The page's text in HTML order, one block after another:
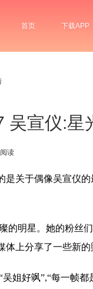
首页 下载APP
吴宣仪:星
读
是关于偶像吴宣仪
的明星。她的粉丝
体上分享了一些新
姐好飒”,“每一帧